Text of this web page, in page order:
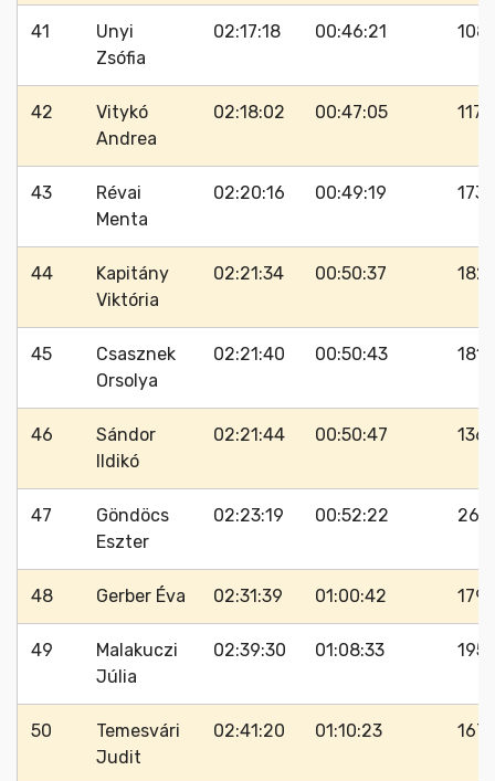
41
Unyi
Zsófia
02:17:18 00:46:21 108
42
Vitykó
Andrea
02:18:02 00:47:05 117
43
Révai
Menta
02:20:16 00:49:19 173
44
Kapitány
Viktória
02:21:34 00:50:37 182
45
Csasznek
Orsolya
02:21:40 00:50:43 181
46
Sándor
Ildikó
02:21:44 00:50:47 136
47
Göndöcs
Eszter
02:23:19 00:52:22 267
48 Gerber Éva 02:31:39 01:00:42 179
49
Malakuczi
Júlia
02:39:30 01:08:33 195
50
Temesvári
Judit
02:41:20 01:10:23 167